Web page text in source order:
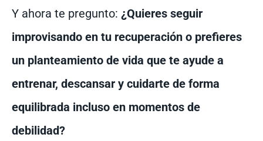
Y ahora te pregunto: ¿Quieres seguir
improvisando en tu recuperación o prefieres
un planteamiento de vida que te ayude a
entrenar, descansar y cuidarte de forma
equilibrada incluso en momentos de
debilidad?